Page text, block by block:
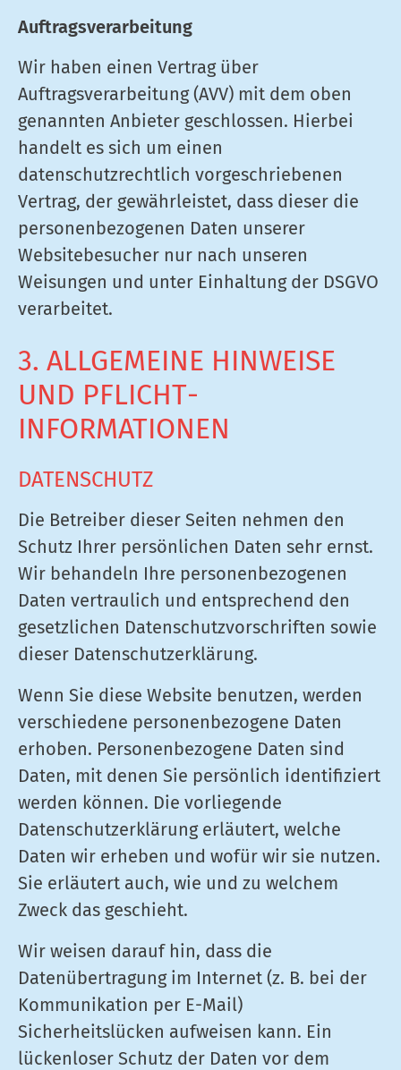
Auftragsverarbeitung
Wir haben einen Vertrag über
Auftragsverarbeitung (AVV) mit dem oben
genannten Anbieter geschlossen. Hierbei
handelt es sich um einen
datenschutzrechtlich vorgeschriebenen
Vertrag, der gewährleistet, dass dieser die
personenbezogenen Daten unserer
Websitebesucher nur nach unseren
Weisungen und unter Einhaltung der DSGVO
verarbeitet.
3. ALLGEMEINE HINWEISE
UND PFLICHT­
INFORMATIONEN
DATENSCHUTZ
Die Betreiber dieser Seiten nehmen den
Schutz Ihrer persönlichen Daten sehr ernst.
Wir behandeln Ihre personenbezogenen
Daten vertraulich und entsprechend den
gesetzlichen Datenschutzvorschriften sowie
dieser Datenschutzerklärung.
Wenn Sie diese Website benutzen, werden
verschiedene personenbezogene Daten
erhoben. Personenbezogene Daten sind
Daten, mit denen Sie persönlich identifiziert
werden können. Die vorliegende
Datenschutzerklärung erläutert, welche
Daten wir erheben und wofür wir sie nutzen.
Sie erläutert auch, wie und zu welchem
Zweck das geschieht.
Wir weisen darauf hin, dass die
Datenübertragung im Internet (z. B. bei der
Kommunikation per E-Mail)
Sicherheitslücken aufweisen kann. Ein
lückenloser Schutz der Daten vor dem